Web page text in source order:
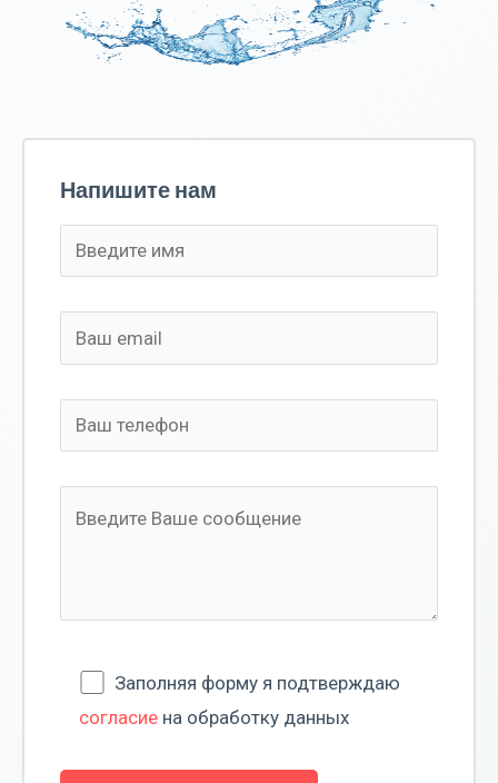
Напишите нам
Заполняя форму я подтверждаю
согласие на обработку данных